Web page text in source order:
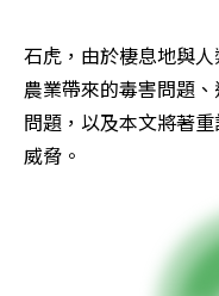
石虎，由於棲息地與
農業帶來的毒害問題
問題，以及本文將著
威脅。